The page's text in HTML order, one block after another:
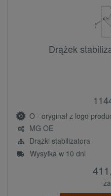
Drążek
O - oryginał z logo
MG OE
Drążki stabilizatora
Wysyłka w 10 dni